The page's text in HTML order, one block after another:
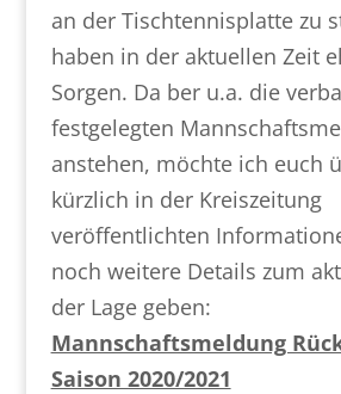
an der Tischtennisplatte zu
haben in der aktuellen Zeit
Sorgen. Da ber u.a. die
festgelegten
anstehen, möchte ich euch
kürzlich in der Kreiszeitung
veröffentlichten
noch weitere Details zum
der Lage geben:
Mannschaftsmeldung
Saison 2020/2021